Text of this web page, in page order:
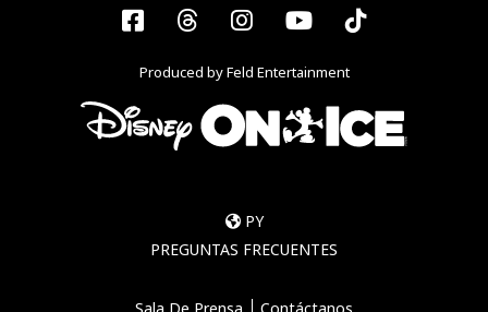
Facebook
ThreadsInstagram
YouTubeTiktok
Produced by Feld Entertainment
PY
PREGUNTAS FRECUENTES